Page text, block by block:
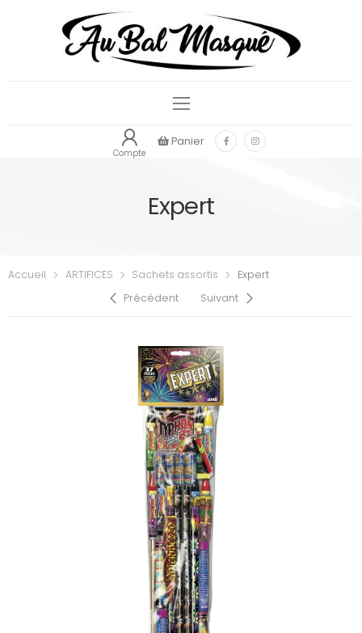
Compte
Panier
Expert
Accueil ARTIFICES Sachets assortis
Expert
Précédent
Suivant